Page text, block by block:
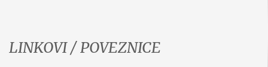
LINKOVI / POVEZNICE